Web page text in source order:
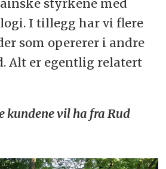
styrkene med
I tillegg har vi flere
som opererer i andre
Alt er egentlig relatert
kundene vil ha fra Rud